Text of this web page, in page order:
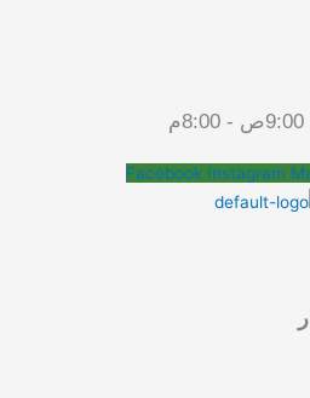
Facebook Instagram